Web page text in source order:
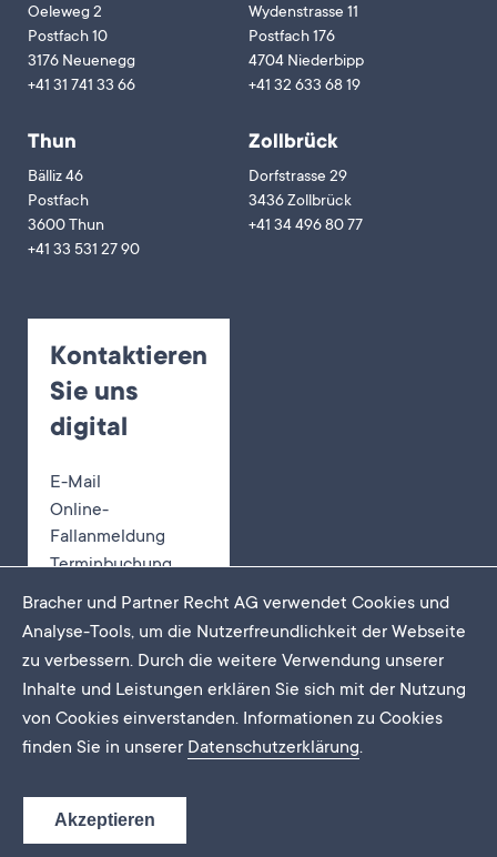
Oeleweg 2
Postfach 10
3176 Neuenegg
+41 31 741 33 66
Wydenstrasse 11
Postfach 176
4704 Niederbipp
+41 32 633 68 19
Thun
Bälliz 46
Postfach
3600 Thun
+41 33 531 27 90
Zollbrück
Dorfstrasse 29
3436 Zollbrück
+41 34 496 80 77
Kontaktieren
Sie uns
digital
E-Mail
Online-
Fallanmeldung
Terminbuchung
Newsletter
Datenschutz
EN FR
Bracher und Partner Recht AG verwendet Cookies und
Analyse-Tools, um die Nutzerfreundlichkeit der Webseite
zu verbessern. Durch die weitere Verwendung unserer
Inhalte und Leistungen erklären Sie sich mit der Nutzung
von Cookies einverstanden. Informationen zu Cookies
finden Sie in unserer Datenschutzerklärung.
Akzeptieren